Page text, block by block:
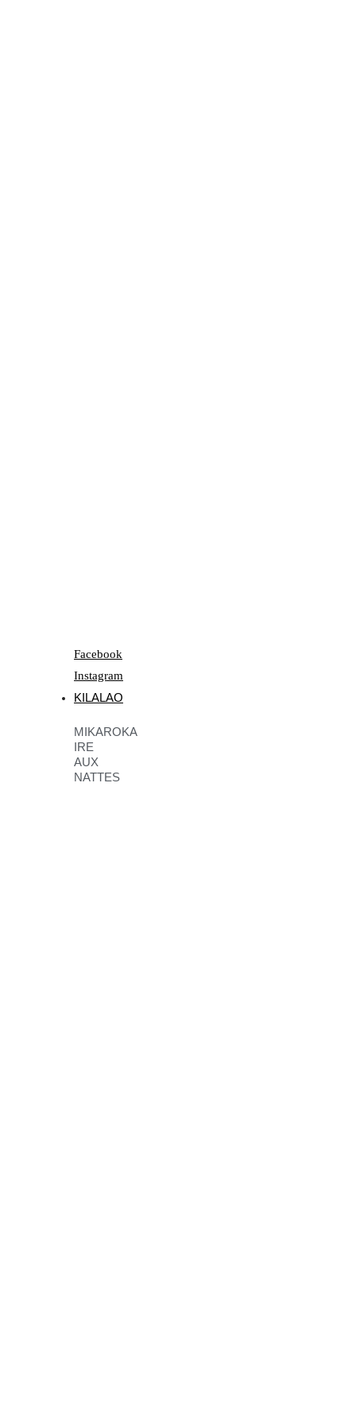
Facebook
Instagram
KILALAO
MIKAROKA
IRE
AUX
NATTES